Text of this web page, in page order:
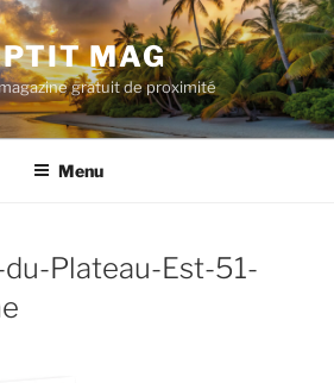
MAG
gratuit de proximité
Menu
Plateau-Est-51-